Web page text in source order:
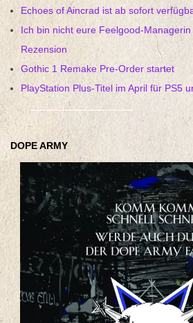
Echoes of Aincrad ist ab sofort
Ich bin nicht eure Feelgood-
Rezension
Gothic 1 Remake Pre-Order startet
PlayStation Plus-Titel im April für PS5
DOPE ARMY